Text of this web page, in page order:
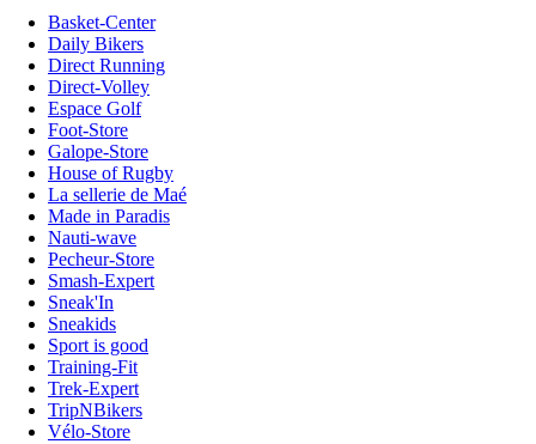
Basket-Center
Daily Bikers
Direct Running
Direct-Volley
Espace Golf
Foot-Store
Galope-Store
House of Rugby
La sellerie de Maé
Made in Paradis
Nauti-wave
Pecheur-Store
Smash-Expert
Sneak'In
Sneakids
Sport is good
Training-Fit
Trek-Expert
TripNBikers
Vélo-Store